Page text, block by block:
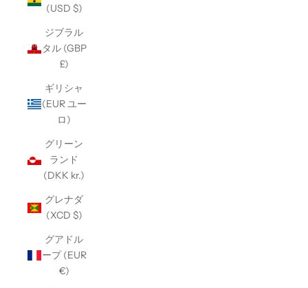
(USD $)
ジブラル
タル (GBP
£)
ギリシャ
(EUR ユー
ロ)
グリーン
ランド
(DKK kr.)
グレナダ
(XCD $)
グアドル
ープ (EUR
€)